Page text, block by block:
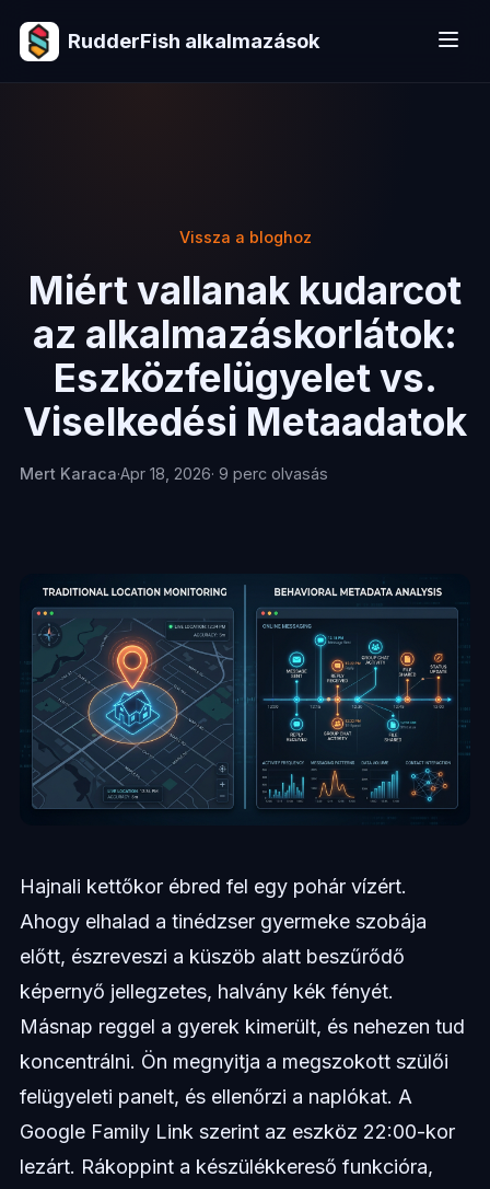
RudderFish alkalmazások
Vissza a bloghoz
Miért vallanak kudarcot
az alkalmazáskorlátok:
Eszközfelügyelet vs.
Viselkedési Metaadatok
Mert Karaca·Apr 18, 2026· 9 perc olvasás
Hajnali kettőkor ébred fel egy pohár vízért.
Ahogy elhalad a tinédzser gyermeke szobája
előtt, észreveszi a küszöb alatt beszűrődő
képernyő jellegzetes, halvány kék fényét.
Másnap reggel a gyerek kimerült, és nehezen tud
koncentrálni. Ön megnyitja a megszokott szülői
felügyeleti panelt, és ellenőrzi a naplókat. A
Google Family Link szerint az eszköz 22:00-kor
lezárt. Rákoppint a készülékkereső funkcióra,